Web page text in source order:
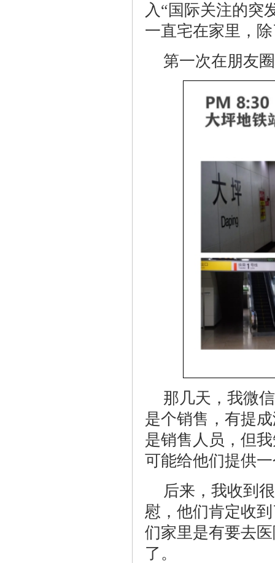
入“国际关注的突
一直宅在家里，
第一次在朋友
那几天，我微
是个销售，有提
是销售人员，但
可能给他们提供
后来，我收到
慰，他们肯定收
们家里是有要去
了。